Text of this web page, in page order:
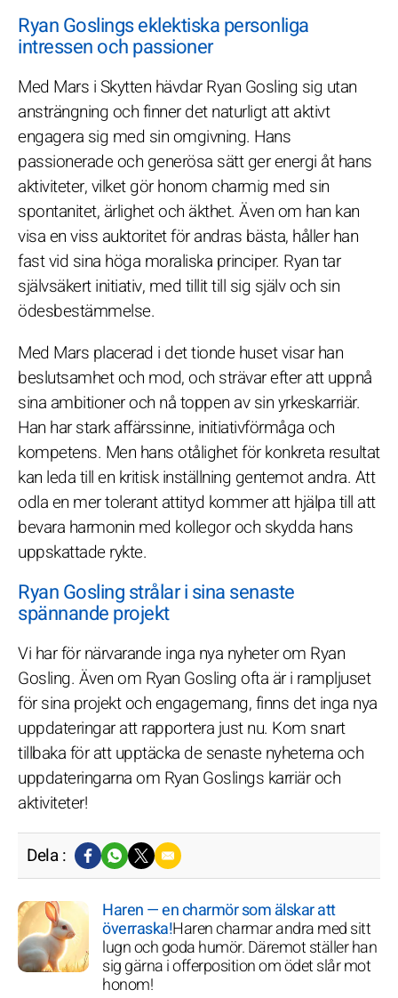
Ryan Goslings eklektiska personliga
intressen och passioner
Med Mars i Skytten hävdar Ryan Gosling sig utan
ansträngning och finner det naturligt att aktivt
engagera sig med sin omgivning. Hans
passionerade och generösa sätt ger energi åt hans
aktiviteter, vilket gör honom charmig med sin
spontanitet, ärlighet och äkthet. Även om han kan
visa en viss auktoritet för andras bästa, håller han
fast vid sina höga moraliska principer. Ryan tar
självsäkert initiativ, med tillit till sig själv och sin
ödesbestämmelse.
Med Mars placerad i det tionde huset visar han
beslutsamhet och mod, och strävar efter att uppnå
sina ambitioner och nå toppen av sin yrkeskarriär.
Han har stark affärssinne, initiativförmåga och
kompetens. Men hans otålighet för konkreta resultat
kan leda till en kritisk inställning gentemot andra. Att
odla en mer tolerant attityd kommer att hjälpa till att
bevara harmonin med kollegor och skydda hans
uppskattade rykte.
Ryan Gosling strålar i sina senaste
spännande projekt
Vi har för närvarande inga nya nyheter om Ryan
Gosling. Även om Ryan Gosling ofta är i rampljuset
för sina projekt och engagemang, finns det inga nya
uppdateringar att rapportera just nu. Kom snart
tillbaka för att upptäcka de senaste nyheterna och
uppdateringarna om Ryan Goslings karriär och
aktiviteter!
Dela :
Haren — en charmör som älskar att
överraska!Haren charmar andra med sitt
lugn och goda humör. Däremot ställer han
sig gärna i offerposition om ödet slår mot
honom!